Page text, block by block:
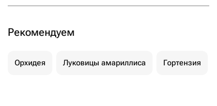
Рекомендуем
Орхидея Луковицы амариллиса Гортензия